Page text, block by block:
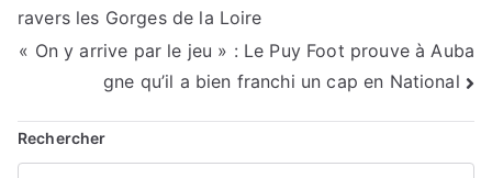
de
l’article
ravers les Gorges de la Loire
« On y arrive par le jeu » : Le Puy Foot prouve à Auba
gne qu’il a bien franchi un cap en National
Rechercher